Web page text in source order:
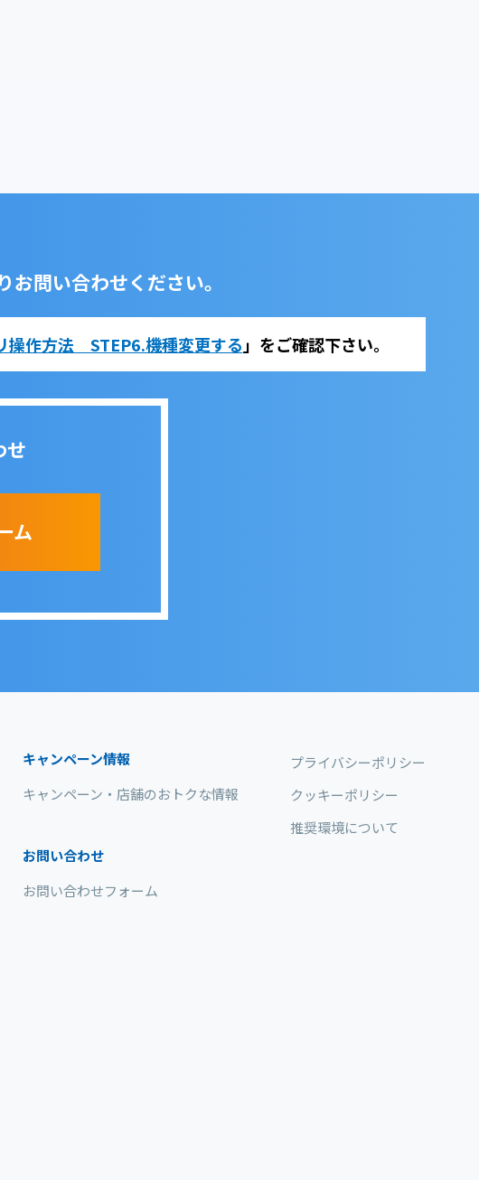
お問い合わせください。
操作方法 STEP6.機種変更する 」をご確認下さい。
せ
ム
キャンペーン情報
キャンペーン・店舗のおトクな情報
お問い合わせ
お問い合わせフォーム
プライバシーポリシー
クッキーポリシー
推奨環境について